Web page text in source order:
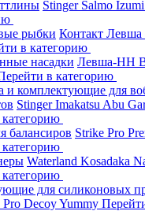
Stinger Salmo Izumi
рыбки Контакт
в категорию
насадки Левша-НН
в категорию
и комплектующие для
StingerImakatsu Abu
балансиров Strike Pro
Waterland Kosadaka
для силиконовых
Pro DecoyYummy